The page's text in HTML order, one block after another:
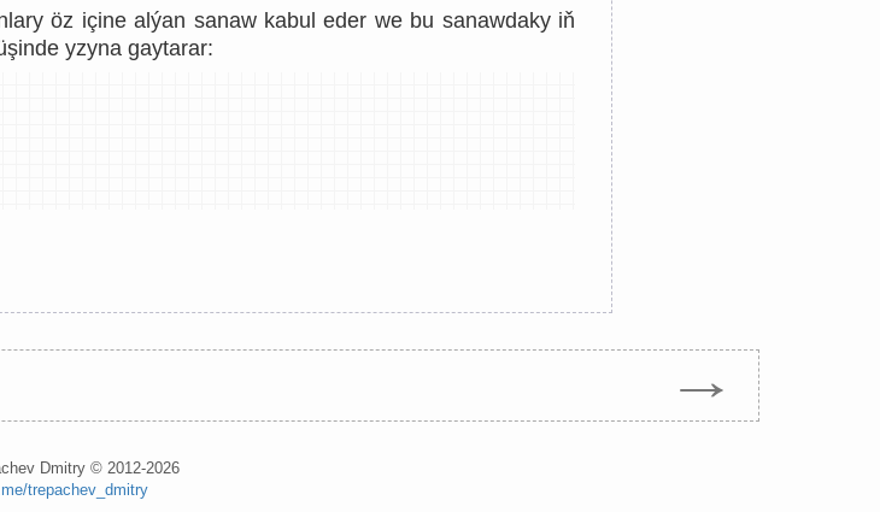
öz içine alýan sanaw kabul eder we bu sanawdaky iň
yzyna gaytarar:
→
Dmitry © 2012-2026
trepachev_dmitry